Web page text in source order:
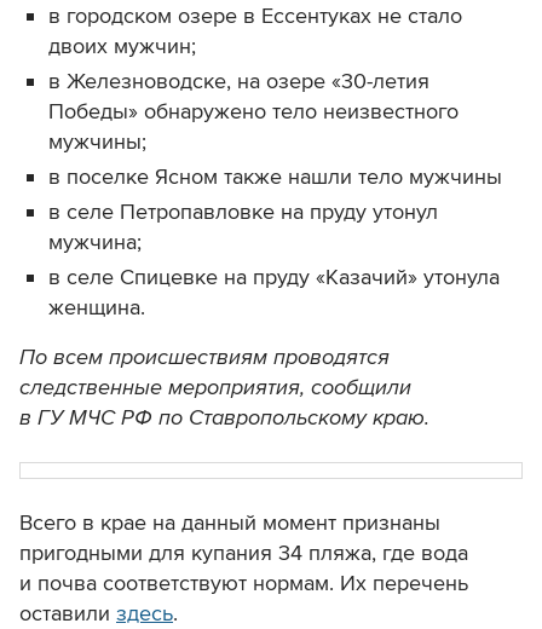
в городском озере в Ессентуках не стало
двоих мужчин;
в Железноводске, на озере «30-летия
Победы» обнаружено тело неизвестного
мужчины;
в поселке Ясном также нашли тело мужчины
в селе Петропавловке на пруду утонул
мужчина;
в селе Спицевке на пруду «Казачий» утонула
женщина.
По всем происшествиям проводятся
следственные мероприятия, сообщили
в ГУ МЧС РФ по Ставропольскому краю.
Всего в крае на данный момент признаны
пригодными для купания 34 пляжа, где вода
и почва соответствуют нормам. Их перечень
оставили здесь.